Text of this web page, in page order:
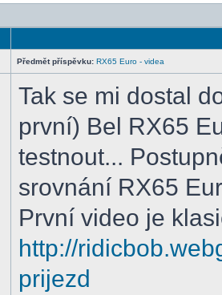
Předmět příspěvku: RX65 Euro - videa
Tak se mi dostal
první) Bel RX65
testnout...
srovnání RX65
První video je
http://
prijezd